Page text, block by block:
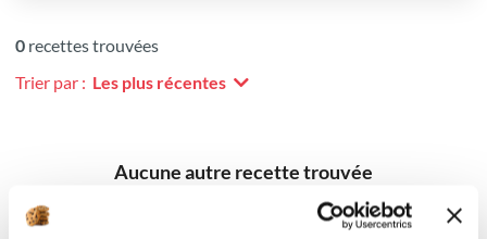
0 recettes trouvées
Trier par : Les plus récentes
Aucune autre recette trouvée